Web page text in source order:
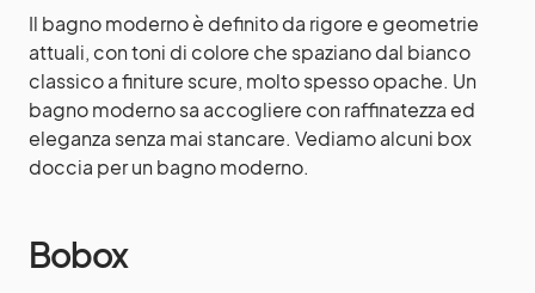
Il bagno moderno è definito da rigore e geometrie
attuali, con toni di colore che spaziano dal bianco
classico a finiture scure, molto spesso opache. Un
bagno moderno sa accogliere con raffinatezza ed
eleganza senza mai stancare. Vediamo alcuni box
doccia per un bagno moderno.
Bobox